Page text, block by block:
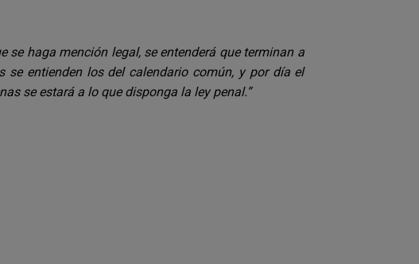
se haga mención legal, se entenderá que terminan a
entienden los del calendario común, y por día el
se estará a lo que disponga la ley penal.”